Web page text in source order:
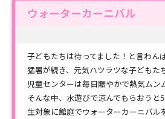
ウォーターカーニバル
子どもたちは待ってました！と言わん
猛暑が続き、元気ハツラツな子どもた
児童センターは毎日賑やかで熱気ムン
そんな中、水遊びで涼んでもらおうと
生対象に館庭でウォーターカーニバル